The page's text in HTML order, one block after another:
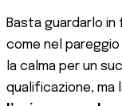
Basta guardarlo
come nel
la calma per un
qualificazione, ma